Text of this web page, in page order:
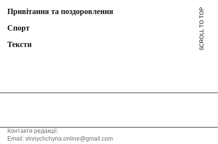
Привітання та поздоровлення
Спорт
Тексти
SCROLL TO TOP
Контакти редакції:
Email: vinnychchyna.online@gmail.com